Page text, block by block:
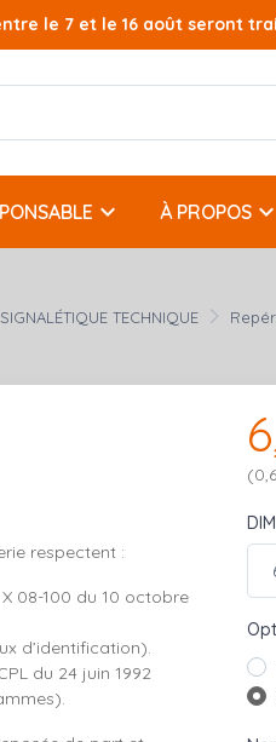
le 7 et le 16 août seront
keyboard_arrow_down À PROPOS keyboard_arrow_down
SIGNALÉTIQUE TECHNIQUE
respectent :
08-100 du 10 octobre
d’identification).
du 24 juin 1992